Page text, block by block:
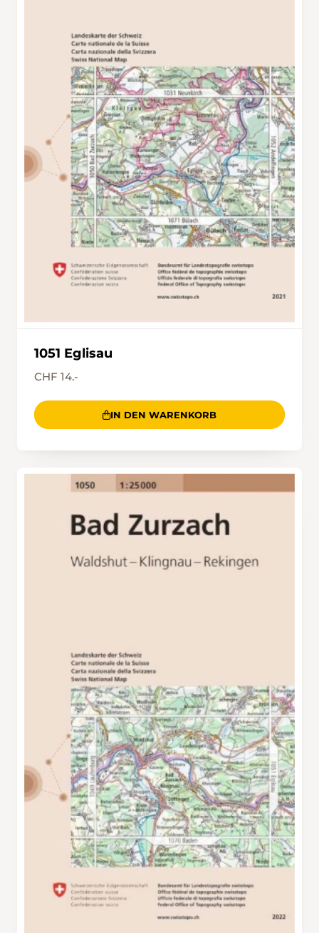
1051 Eglisau
CHF 14.-
IN DEN WARENKORB